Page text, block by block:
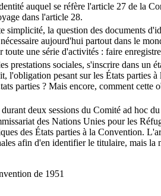
auquel se réfère l'article 27 de la
dans l'article 28.
simplicité, la question des documents
aujourd'hui partout dans le
une série d'activités : faire
prestations sociales, s'inscrire dans
l'obligation pesant sur les États
parties ? Mais encore, comment
deux sessions du Comité ad hoc
des Nations Unies pour les
des États parties à la Convention.
afin d'en identifier le titulaire, mais
de 1951